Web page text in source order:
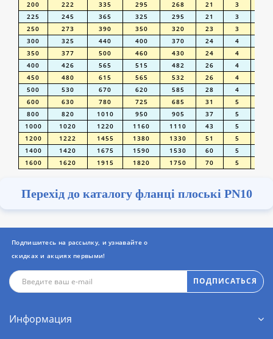
200
222 335 295 268 21 3
225
245 365 325 295 21 3
250
273 390 350 320 23 3
300
325 440 400 370 24 4
350
377 500 460 430 24 4
400
426 565 515 482 26 4
450
480 615 565 532 26 4
500
530 670 620 585 28 4
600
630 780 725 685 31 5
800
820 1010 950 905 37 5
1000
1020 1220 1160 1110 43 5
1200
1222 1455 1380 1330 51 5
1400
1420 1675 1590 1530 60 5
1600
1620 1915 1820 1750 70 5
Перехід до каталогу фланці плоські PN10
Подпишитесь на рассылку, и узнавайте о
скидках и акциях первыми!
ПОДПИСАТЬСЯ
Информация